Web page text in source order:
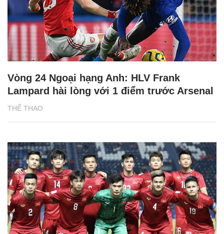
THỂ THAO
Vòng 24 Ngoại hạng Anh: HLV Frank
Lampard hài lòng với 1 điểm trước Arsenal